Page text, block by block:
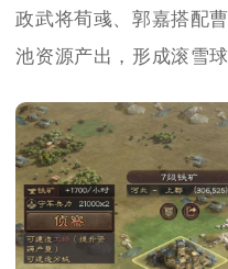
政武将荀彧、郭嘉搭配
池资源产出，形成滚雪